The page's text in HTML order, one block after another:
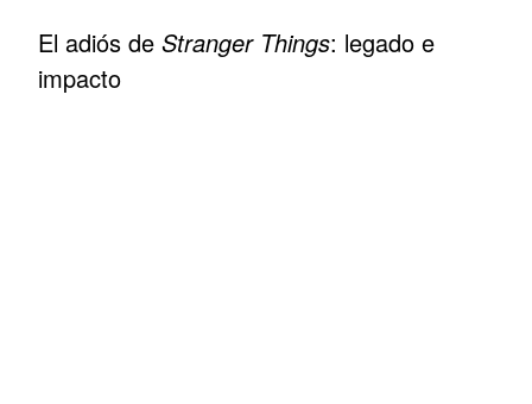
El adiós de Stranger Things: legado e
impacto